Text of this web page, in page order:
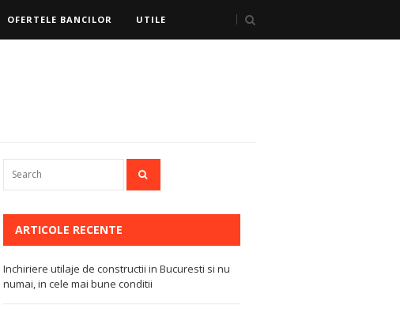
OFERTELE BANCILOR UTILE
ARTICOLE RECENTE
Inchiriere utilaje de constructii in Bucuresti si nu
numai, in cele mai bune conditii